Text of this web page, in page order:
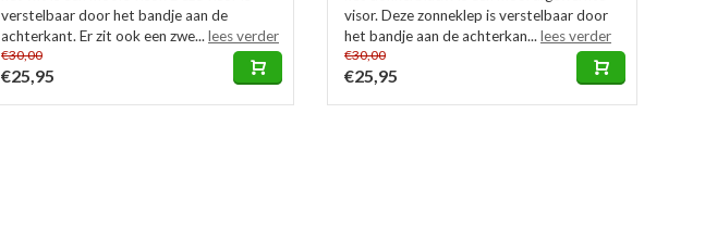
verstelbaar door het bandje aan de
achterkant. Er zit ook een zwe... lees verder
€30,00
€25,95
visor. Deze zonneklep is verstelbaar door
het bandje aan de achterkan... lees verder
€30,00
€25,95